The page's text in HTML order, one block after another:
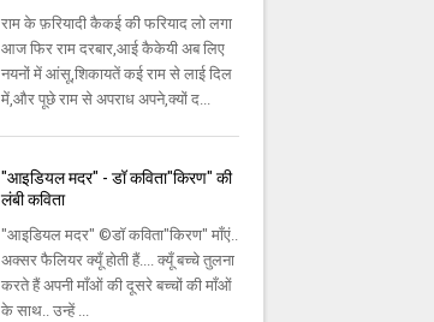
राम के फ़रियादी कैकई की फरियाद लो लगा
आज फिर राम दरबार,आई कैकेयी अब लिए
नयनों में आंसू,शिकायतें कई राम से लाई दिल
में,और पूछे राम से अपराध अपने,क्यों द...
"आइडियल मदर" - डॉ कविता"किरण" की
लंबी कविता
"आइडियल मदर" ©डॉ कविता"किरण" माँएं..
अक्सर फैलियर क्यूँ होती हैं.... क्यूँ बच्चे तुलना
करते हैं अपनी माँओं की दूसरे बच्चों की माँओं
के साथ.. उन्हें ...